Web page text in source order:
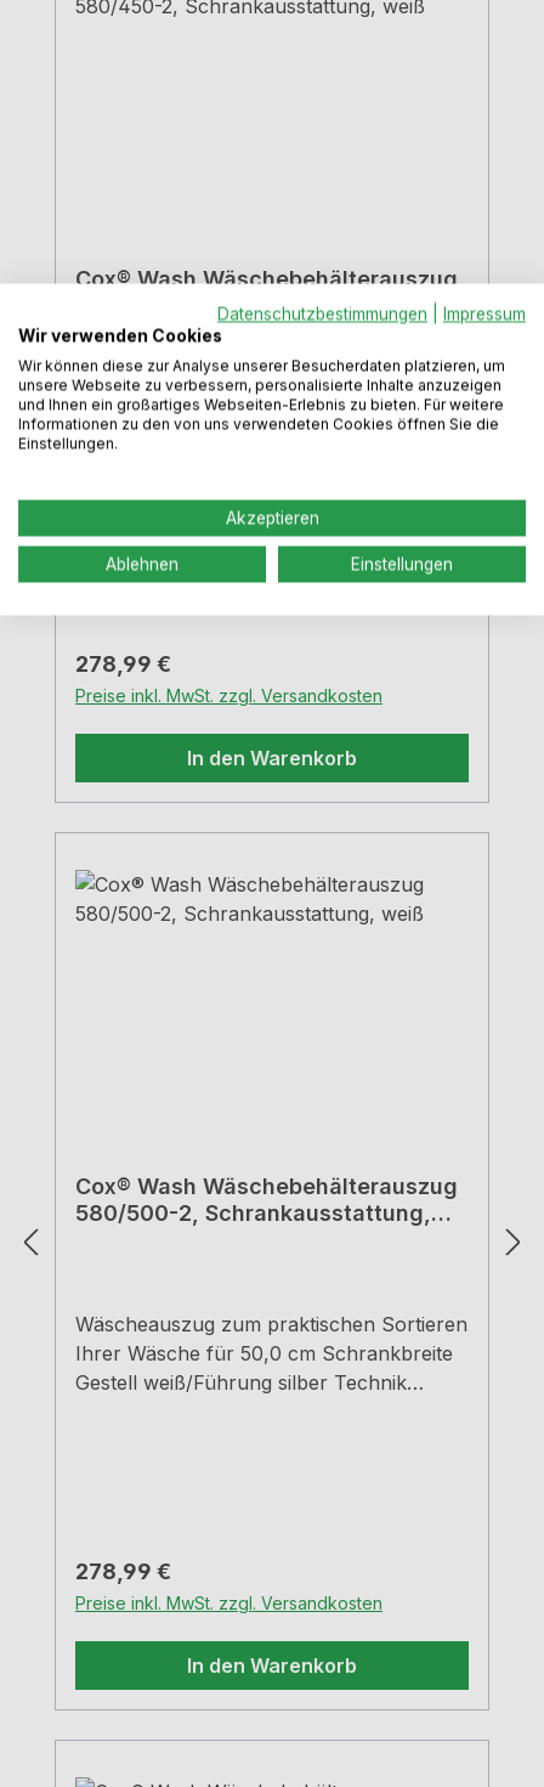
Cox® Wash Wäschebehälterauszug
580/450-2, Schrankausstattung,
weiß
Wäscheauszug zum einfachen Sortieren
Ihrer Wäsche für 45,0 cm
silber Technik Überauszug Montage
Schrankwand und
Frontblende Behältervolumen 70 (2 x 35)
Dämpfung Einbautiefe 51,6 cm
Regulärer Preis:
278,99 €
Preise inkl. MwSt. zzgl. Versandkosten
In den Warenkorb
Cox® Wash Wäschebehälterauszug
580/500-2, Schrankausstattung,
Wäscheauszug zum praktischen Sortieren
Ihrer Wäsche für 50,0 cm Schrankbreite
Gestell weiß/Führung silber Technik
Regulärer Preis:
278,99 €
Preise inkl. MwSt. zzgl. Versandkosten
In den Warenkorb
Datenschutzbestimmungen
Impressum
Wir verwenden Cookies
Wir können diese zur Analyse unserer Besucherdaten platzieren, um
unsere Webseite zu verbessern, personalisierte Inhalte anzuzeigen
und Ihnen ein großartiges Webseiten-Erlebnis zu bieten. Für weitere
Informationen zu den von uns verwendeten Cookies öffnen Sie die
Einstellungen.
Akzeptieren
Ablehnen Einstellungen